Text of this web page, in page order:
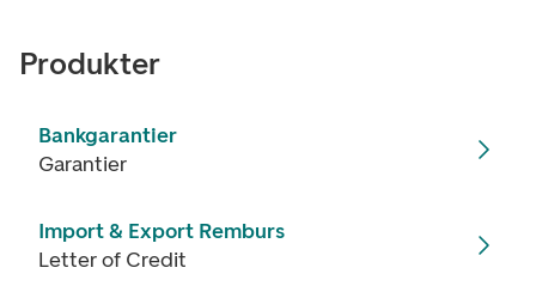
Produkter
Bankgarantier
Garantier
Import & Export Remburs
Letter of Credit